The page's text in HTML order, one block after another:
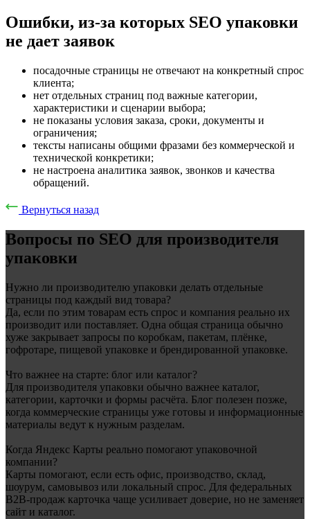
Ошибки, из-за которых SEO упаковки
не дает заявок
посадочные страницы не отвечают на конкретный спрос
клиента;
нет отдельных страниц под важные категории,
характеристики и сценарии выбора;
не показаны условия заказа, сроки, документы и
ограничения;
тексты написаны общими фразами без коммерческой и
технической конкретики;
не настроена аналитика заявок, звонков и качества
обращений.
Вернуться назад
Вопросы по SEO для производителя
упаковки
Нужно ли производителю упаковки делать отдельные
страницы под каждый вид товара?
Да, если по этим товарам есть спрос и компания реально их
производит или поставляет. Одна общая страница обычно
хуже закрывает запросы по коробкам, пакетам, плёнке,
гофротаре, пищевой упаковке и брендированной упаковке.
Что важнее на старте: блог или каталог?
Для производителя упаковки обычно важнее каталог,
категории, карточки и формы расчёта. Блог полезен позже,
когда коммерческие страницы уже готовы и информационные
материалы ведут к нужным разделам.
Когда Яндекс Карты реально помогают упаковочной
компании?
Карты помогают, если есть офис, производство, склад,
шоурум, самовывоз или локальный спрос. Для федеральных
B2B-продаж карточка чаще усиливает доверие, но не заменяет
сайт и каталог.